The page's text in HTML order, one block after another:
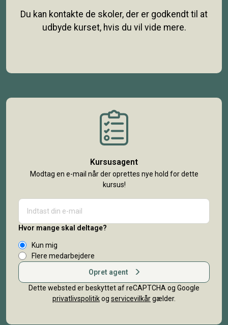
Du kan kontakte de skoler, der er godkendt til at
udbyde kurset, hvis du vil vide mere.
Kursusagent
Modtag en e-mail når der oprettes nye hold for dette
kursus!
Hvor mange skal deltage?
Kun mig
Flere medarbejdere
Opret agent
Dette websted er beskyttet af reCAPTCHA og Google
privatlivspolitikog servicevilkårgælder.